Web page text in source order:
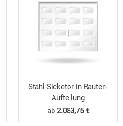
Stahl-Sicketor in Rauten-
Aufteilung
ab 2.083,75 €